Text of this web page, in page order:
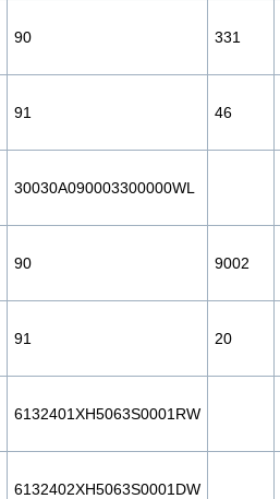
90 331
91 46
30030A090003300000WL
90 9002
91 20
6132401XH5063S0001RW
6132402XH5063S0001DW